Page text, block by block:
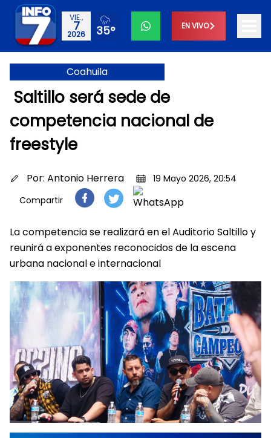
VIE.,
7
2026 35° EN VIVO
Coahuila
Saltillo será sede de
competencia nacional de
freestyle
Por: Antonio Herrera
19 Mayo 2026, 20:54
Compartir
La competencia se realizará en el Auditorio Saltillo y
reunirá a exponentes reconocidos de la escena
urbana nacional e internacional